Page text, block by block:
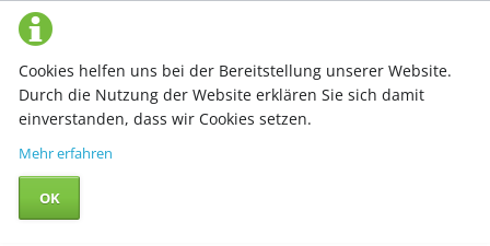
Cookies helfen uns bei der Bereitstellung unserer Website.
Durch die Nutzung der Website erklären Sie sich damit
einverstanden, dass wir Cookies setzen.
Mehr erfahren
OK